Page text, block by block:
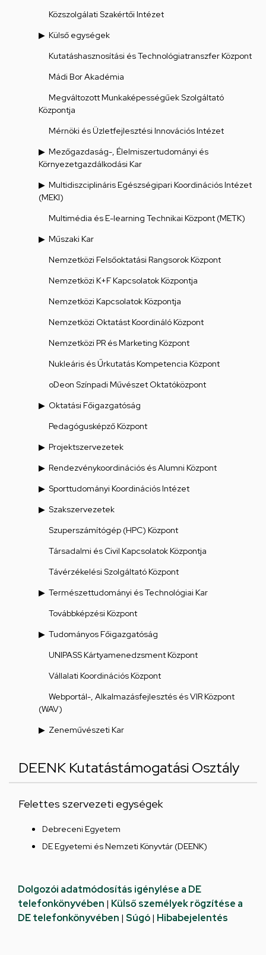
Közszolgálati Szakértői Intézet
Külső egységek
Kutatáshasznosítási és Technológiatranszfer Központ
Mádi Bor Akadémia
Megváltozott Munkaképességűek Szolgáltató
Központja
Mérnöki és Üzletfejlesztési Innovációs Intézet
Mezőgazdaság-, Élelmiszertudományi és
Környezetgazdálkodási Kar
Multidiszciplináris Egészségipari Koordinációs Intézet
(MEKI)
Multimédia és E-learning Technikai Központ (METK)
Műszaki Kar
Nemzetközi Felsőoktatási Rangsorok Központ
Nemzetközi K+F Kapcsolatok Központja
Nemzetközi Kapcsolatok Központja
Nemzetközi Oktatást Koordináló Központ
Nemzetközi PR és Marketing Központ
Nukleáris és Űrkutatás Kompetencia Központ
oDeon Színpadi Művészet Oktatóközpont
Oktatási Főigazgatóság
Pedagógusképző Központ
Projektszervezetek
Rendezvénykoordinációs és Alumni Központ
Sporttudományi Koordinációs Intézet
Szakszervezetek
Szuperszámítógép (HPC) Központ
Társadalmi és Civil Kapcsolatok Központja
Távérzékelési Szolgáltató Központ
Természettudományi és Technológiai Kar
Továbbképzési Központ
Tudományos Főigazgatóság
UNIPASS Kártyamenedzsment Központ
Vállalati Koordinációs Központ
Webportál-, Alkalmazásfejlesztés és VIR Központ
(WAV)
Zeneművészeti Kar
DEENK Kutatástámogatási Osztály
Felettes szervezeti egységek
Debreceni Egyetem
DE Egyetemi és Nemzeti Könyvtár (DEENK)
Dolgozói adatmódosítás igénylése a DE
telefonkönyvében | Külső személyek rögzítése a
DE telefonkönyvében | Súgó| Hibabejelentés